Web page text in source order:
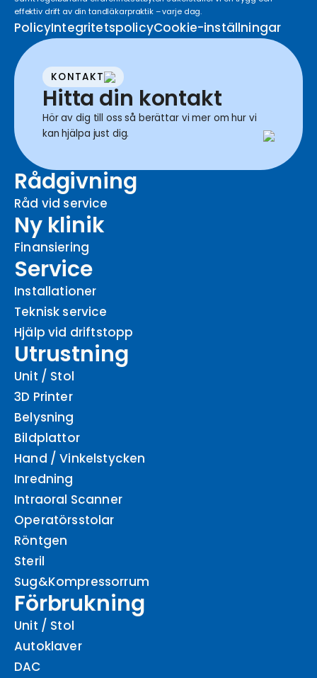
effektiv drift av din tandläkarpraktik – varje dag.
PolicyIntegritetspolicyCookie-inställningar
KONTAKT
Hitta din kontakt
Hör av dig till oss så berättar vi mer om hur vi
kan hjälpa just dig.
Rådgivning
Råd vid service
Ny klinik
Finansiering
Service
Installationer
Teknisk service
Hjälp vid driftstopp
Utrustning
Unit / Stol
3D Printer
Belysning
Bildplattor
Hand / Vinkelstycken
Inredning
Intraoral Scanner
Operatörsstolar
Röntgen
Steril
Sug&Kompressorrum
Förbrukning
Unit / Stol
Autoklaver
DAC